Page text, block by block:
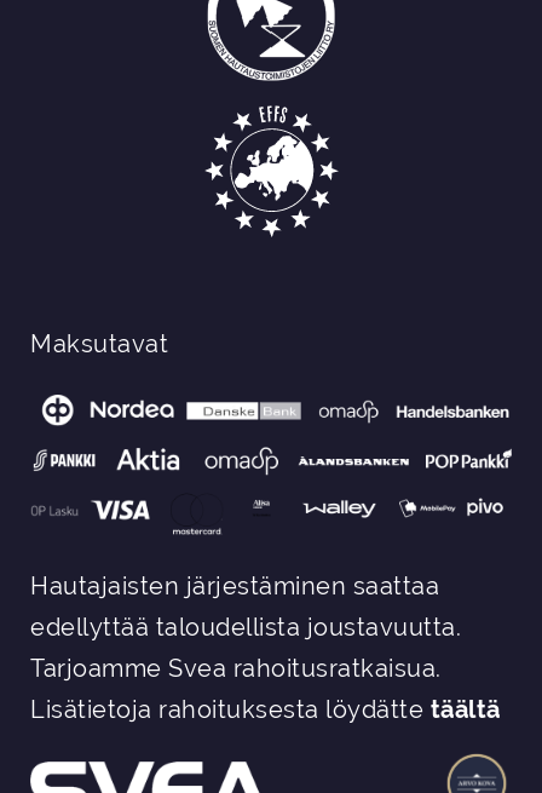
Maksutavat
Hautajaisten järjestäminen saattaa
edellyttää taloudellista joustavuutta.
Tarjoamme Svea rahoitusratkaisua.
Lisätietoja rahoituksesta löydätte täältä